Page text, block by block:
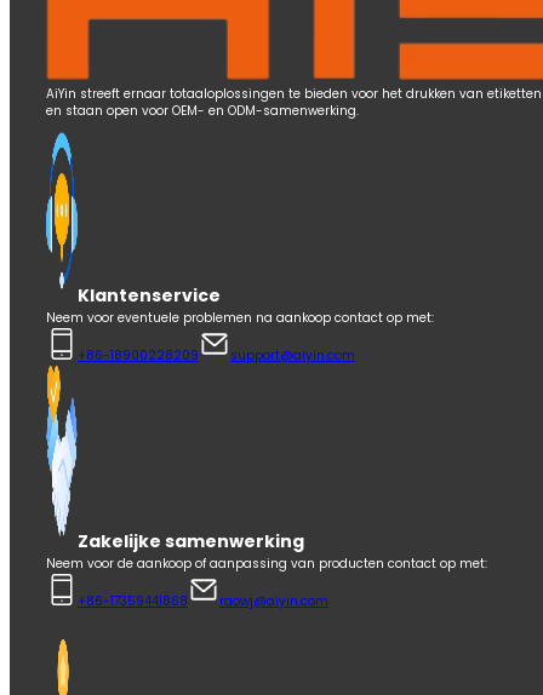
AiYin streeft ernaar totaaloplossingen te bieden voor het drukken van
en staan open voor OEM- en ODM-samenwerking.
Klantenservice
Neem voor eventuele problemen na aankoop contact op met:
+86-18900228209 support@aiyin.com
Zakelijke samenwerking
Neem voor de aankoop of aanpassing van producten contact op met:
+86-17359441868 raowj@aiyin.com